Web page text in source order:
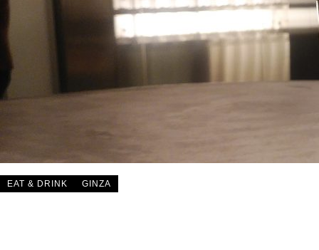
EAT & DRINK GINZA